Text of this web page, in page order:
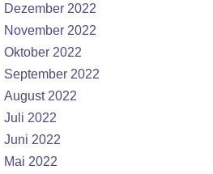
Dezember 2022
November 2022
Oktober 2022
September 2022
August 2022
Juli 2022
Juni 2022
Mai 2022